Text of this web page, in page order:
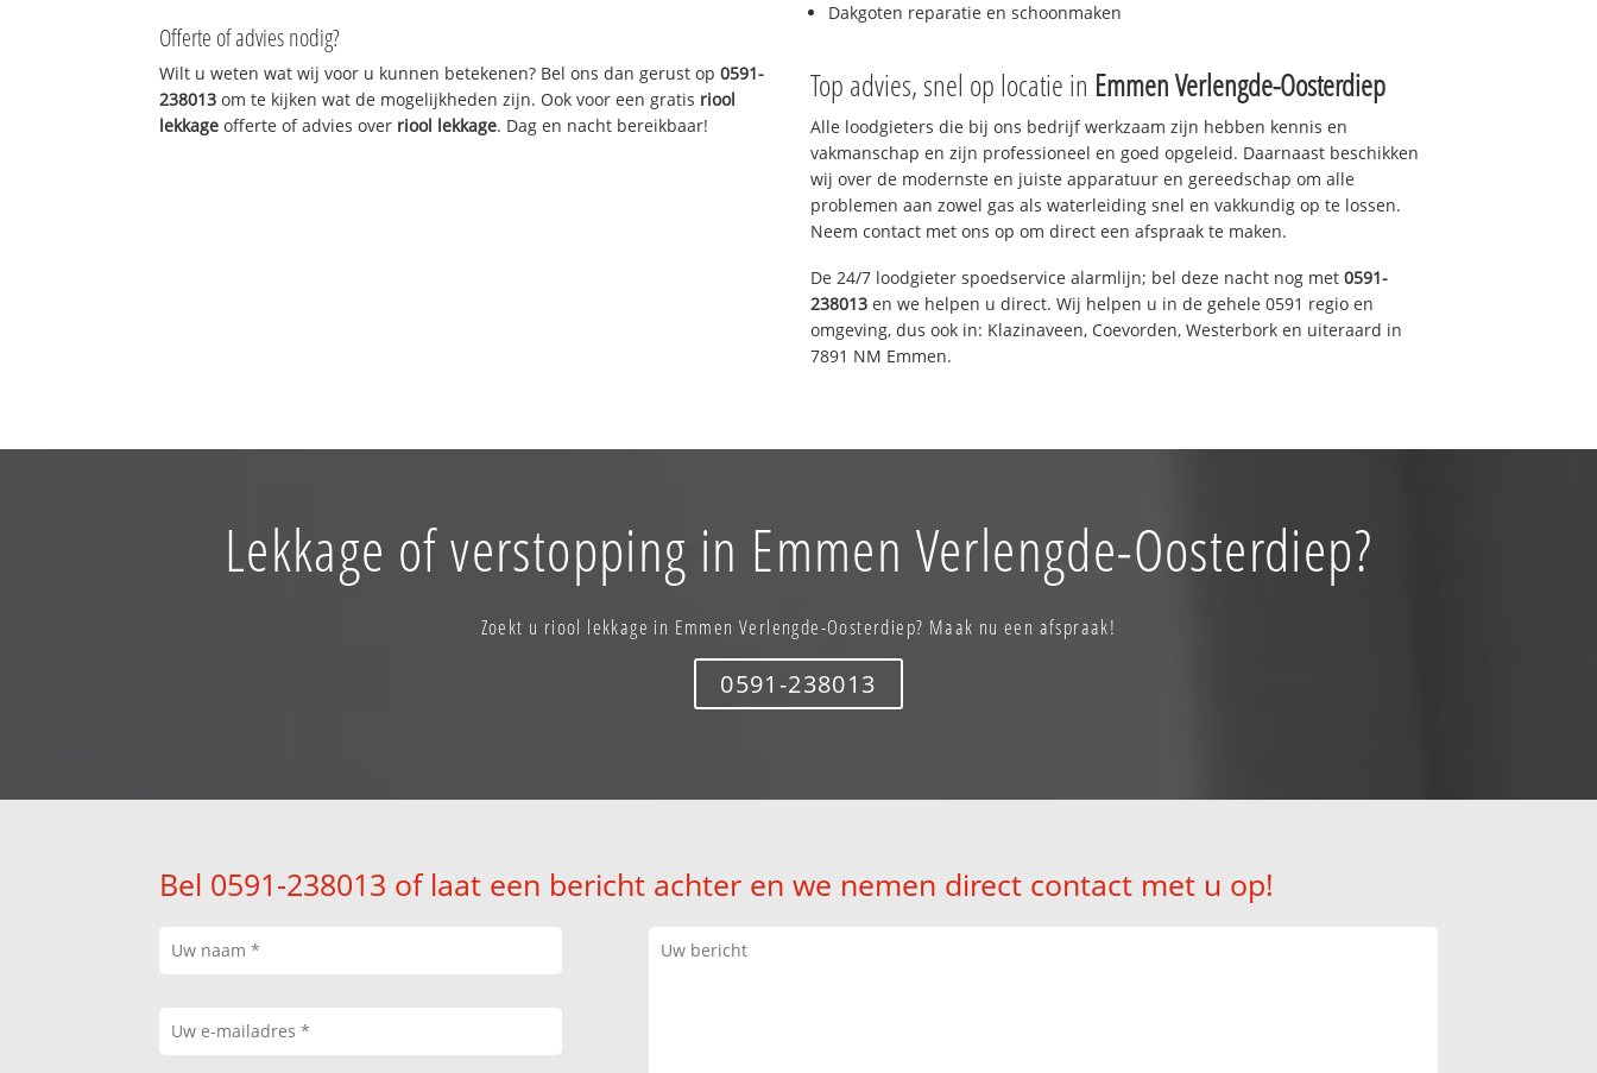
Offerte of advies nodig?
Wilt u weten wat wij voor u kunnen betekenen? Bel ons dan gerust op0591-
238013 om te kijken wat de mogelijkheden zijn. Ook voor een gratis riool
lekkage offerte of advies over riool lekkage. Dag en nacht bereikbaar!
Dakgoten reparatie en schoonmaken
Top advies, snel op locatie in Emmen Verlengde-Oosterdiep
Alle loodgieters die bij ons bedrijf werkzaam zijn hebben kennis en
vakmanschap en zijn professioneel en goed opgeleid. Daarnaast beschikken
wij over de modernste en juiste apparatuur en gereedschap om alle
problemen aan zowel gas als waterleiding snel en vakkundig op te lossen.
Neem contact met ons op om direct een afspraak te maken.
De 24/7 loodgieter spoedservice alarmlijn; bel deze nacht nog met 0591-
238013 en we helpen u direct. Wij helpen u in de gehele 0591 regio en
omgeving, dus ook in: Klazinaveen, Coevorden, Westerbork en uiteraard in
7891 NM Emmen.
Lekkage of verstopping in Emmen Verlengde-Oosterdiep?
Zoekt u riool lekkage in Emmen Verlengde-Oosterdiep? Maak nu een afspraak!
0591-238013
Bel 0591-238013 of laat een bericht achter en we nemen direct contact met u op!